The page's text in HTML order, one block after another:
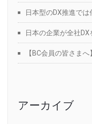
日本型のDX推進で
日本の企業が全社
【BC会員の皆さま
アーカイブ